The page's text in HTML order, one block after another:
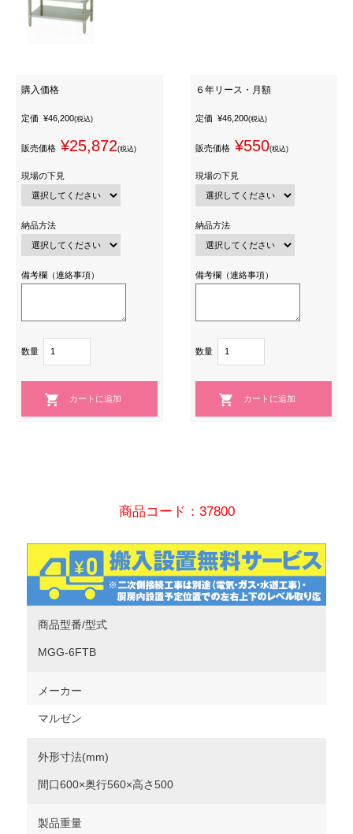
購入価格
定価 ¥46,200(税込)
販売価格 ¥25,872(税込)
現場の下見
納品方法
備考欄（連絡事項）
数量
６年リース・月額
定価 ¥46,200(税込)
販売価格 ¥550(税込)
現場の下見
納品方法
備考欄（連絡事項）
数量
商品コード：37800
商品型番/型式
MGG-6FTB
メーカー
マルゼン
外形寸法(mm)
間口600×奥行560×高さ500
製品重量